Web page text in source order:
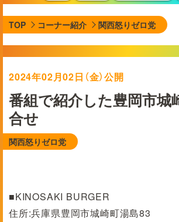
動画イズム
天気・防災
映画 ア
グッズ
TOP コーナー紹介 関西怒りゼロ党
2024年02月02日（金）公開
番組で紹介した豊岡市城
合せ
関西怒りゼロ党
■KINOSAKI BURGER
住所:兵庫県豊岡市城崎町湯島83